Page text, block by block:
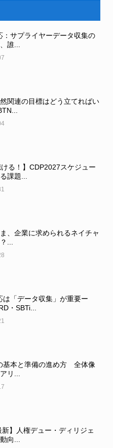
：サプライヤーデータ収集の
誰...
然関連の目標はどう立てればい
ける！】CDP2027スケジュー
課題...
ま、企業に求められるネイチャ
...
は「データ収集」が重要ー
・SBTi...
基本と準備の進め方 全体像
リ...
新】人権デュー・ディリジェ
向...